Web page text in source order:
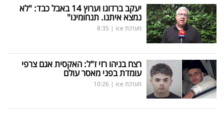
יעקב ברדוגו וערוץ 14 באבל כבד: "לא
נמצא איתנו. תנחומינו"
מערכת ice |
8:35
רצח בניהו רזי ז"ל: האקסית אגם צרפי
עומדת בפני מאסר עולם
מערכת ice |
10:26